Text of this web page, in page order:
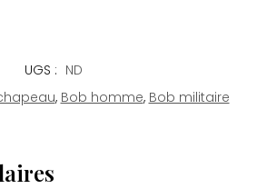
UGS : ND
, Bob homme, Bob militaire